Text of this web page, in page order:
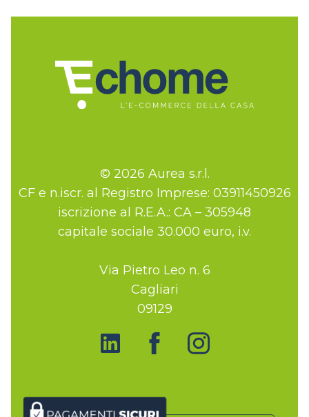
© 2026 Aurea s.r.l.
CF e n.iscr. al Registro Imprese: 03911450926
iscrizione al R.E.A.: CA – 305948
capitale sociale 30.000 euro, i.v.
Via Pietro Leo n. 6
Cagliari
09129